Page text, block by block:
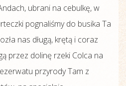
ubrani na cebulkę, w
pognaliśmy do busika Ta
nas długą, krętą i coraz
przez dolinę rzeki Colca na
przyrody Tam z